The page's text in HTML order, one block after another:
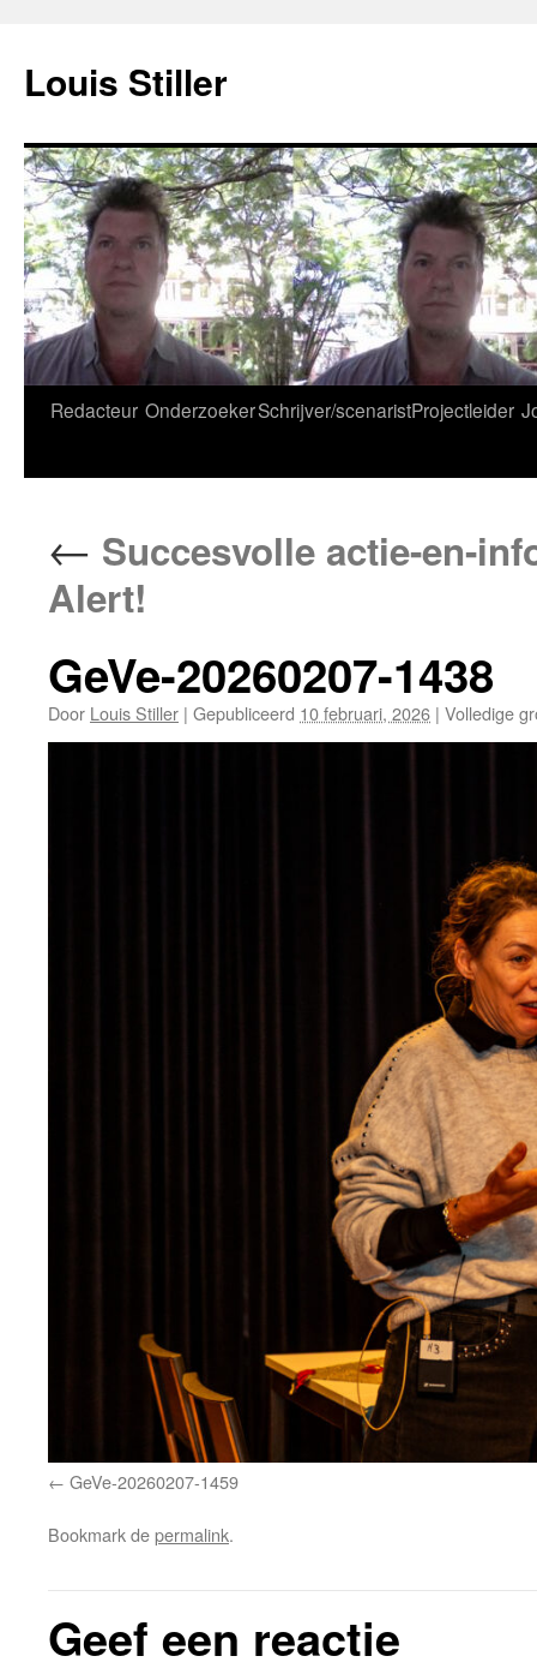
inhoud
Louis Stiller
Redacteur OnderzoekerSchrijver/scenaristProjectleider
← Succesvolle actie-en-
Alert!
GeVe-20260207-1438
Door Louis Stiller | Gepubliceerd 10 februari, 2026 | Volledige
GeVe-20260207-1459
Bookmark depermalink.
Geef een reactie